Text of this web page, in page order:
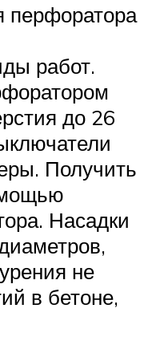
перфоратора
работ.
до 26
Получить
Насадки
не
в бетоне,